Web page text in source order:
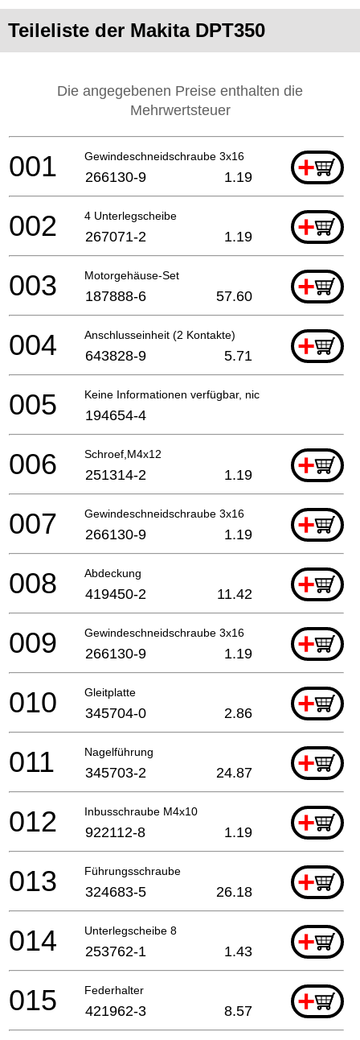
Teileliste der Makita DPT350
Die angegebenen Preise enthalten die
Mehrwertsteuer
Gewindeschneidschraube 3x16 +
001 266130-9 1.19
4 Unterlegscheibe +
002 267071-2 1.19
Motorgehäuse-Set +
003 187888-6 57.60
Anschlusseinheit (2 Kontakte) +
004 643828-9 5.71
Keine Informationen verfügbar, nicht bestellbar
005 194654-4
Schroef,M4x12 +
006 251314-2 1.19
Gewindeschneidschraube 3x16 +
007 266130-9 1.19
Abdeckung +
008 419450-2 11.42
Gewindeschneidschraube 3x16 +
009 266130-9 1.19
Gleitplatte +
010 345704-0 2.86
Nagelführung +
011 345703-2 24.87
Inbusschraube M4x10 +
012 922112-8 1.19
Führungsschraube +
013 324683-5 26.18
Unterlegscheibe 8 +
014 253762-1 1.43
Federhalter +
015 421962-3 8.57